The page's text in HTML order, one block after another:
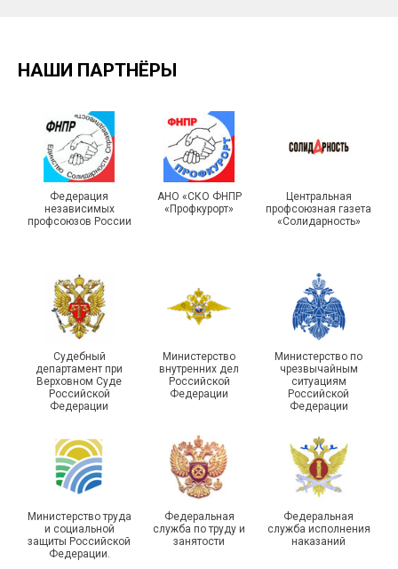
НАШИ ПАРТНЁРЫ
Федерация
независимых
профсоюзов России
АНО «СКО ФНПР
«Профкурорт»
Центральная
профсоюзная газета
«Солидарность»
Судебный
департамент при
Верховном Суде
Российской
Федерации
Министерство
внутренних дел
Российской
Федерации
Министерство по
чрезвычайным
ситуациям
Российской
Федерации
Министерство труда
и социальной
защиты Российской
Федерации.
Федеральная
служба по труду и
занятости
Федеральная
служба исполнения
наказаний